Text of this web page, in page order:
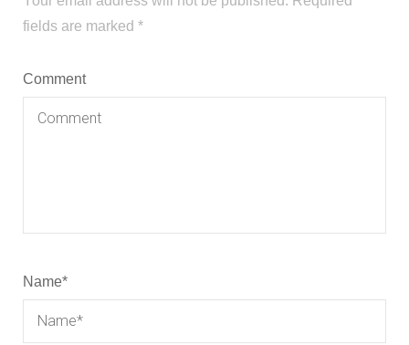
fields are marked *
Comment
Name*